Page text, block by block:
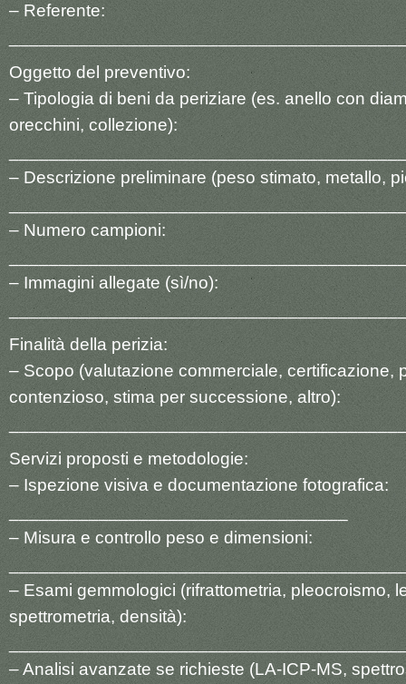
– Referente:
Oggetto del preventivo:
– Tipologia di beni da periziare (es. anello con
orecchini, collezione):
– Descrizione preliminare (peso stimato, metallo,
– Numero campioni:
– Immagini allegate (sì/no):
Finalità della perizia:
– Scopo (valutazione commerciale, certificazione,
contenzioso, stima per successione, altro):
Servizi proposti e metodologie:
– Ispezione visiva e documentazione fotografica:
__________________________________
– Misura e controllo peso e dimensioni:
– Esami gemmologici (rifrattometria, pleocroismo,
spettrometria, densità):
– Analisi avanzate se richieste (LA-ICP-MS,